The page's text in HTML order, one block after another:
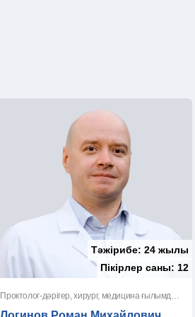
Тәжірибе: 24 жылы
Пікірлер саны: 12